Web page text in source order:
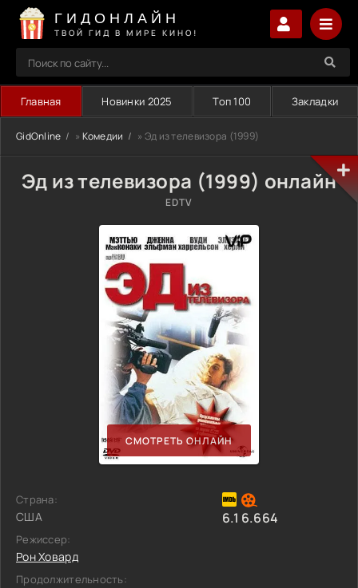
ГИДОНЛАЙН
ТВОЙ ГИД В МИРЕ КИНО!
Главная Новинки 2025 Топ 100 Закладки
GidOnline » Комедии » Эд из телевизора (1999)
Эд из телевизора (1999) онлайн
EDTV
СМОТРЕТЬ ОНЛАЙН
Страна:
США
Режиссер:
Рон Ховард
Продолжительность:
6.1 6.664